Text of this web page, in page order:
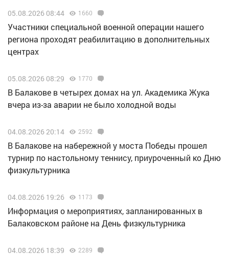
05.08.2026 08:44 1660
Участники специальной военной операции нашего
региона проходят реабилитацию в дополнительных
центрах
05.08.2026 08:29 1770
В Балакове в четырех домах на ул. Академика Жука
вчера из-за аварии не было холодной воды
04.08.2026 20:14 2592
В Балакове на набережной у моста Победы прошел
турнир по настольному теннису, приуроченный ко Дню
физкультурника
04.08.2026 19:26 1173
Информация о мероприятиях, запланированных в
Балаковском районе на День физкультурника
04.08.2026 18:39 2289